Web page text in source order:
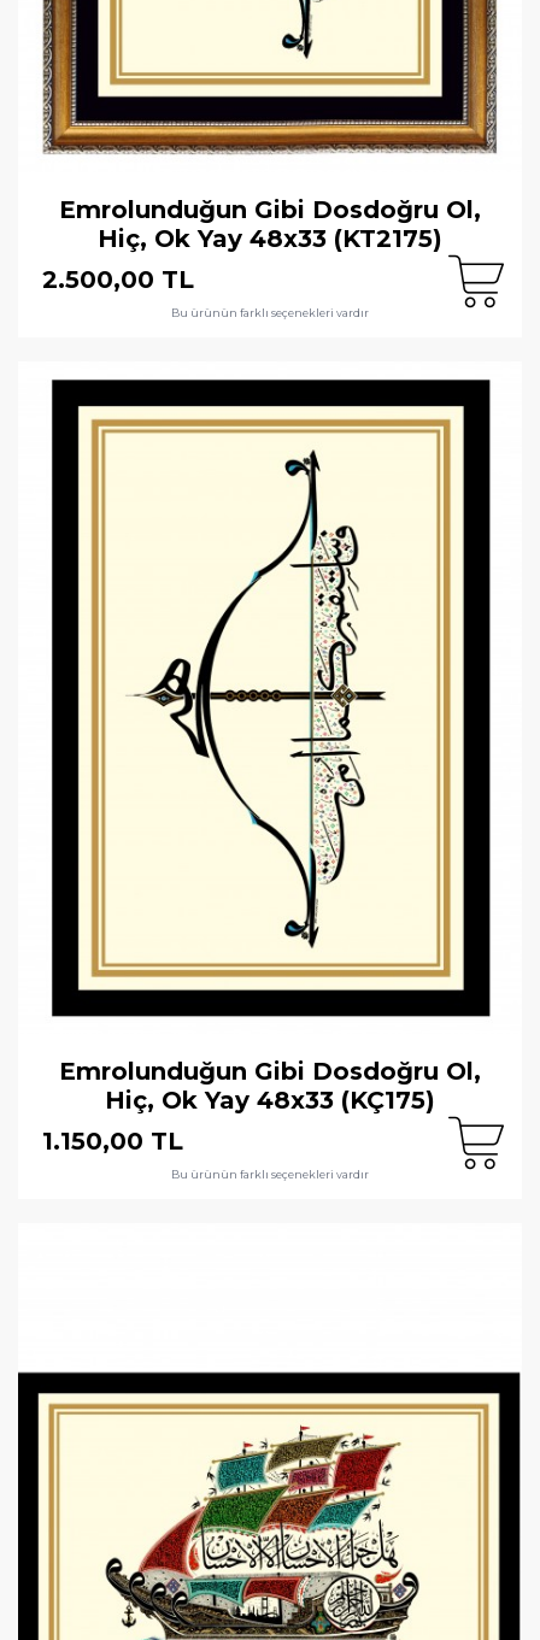
Emrolunduğun Gibi Dosdoğru Ol,
Hiç, Ok Yay 48x33 (KT2175)
2.500,00 TL
Bu ürünün farklı seçenekleri vardır
Emrolunduğun Gibi Dosdoğru Ol,
Hiç, Ok Yay 48x33 (KÇ175)
1.150,00 TL
Bu ürünün farklı seçenekleri vardır